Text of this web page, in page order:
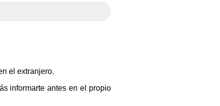
el extranjero.
informarte antes en el propio